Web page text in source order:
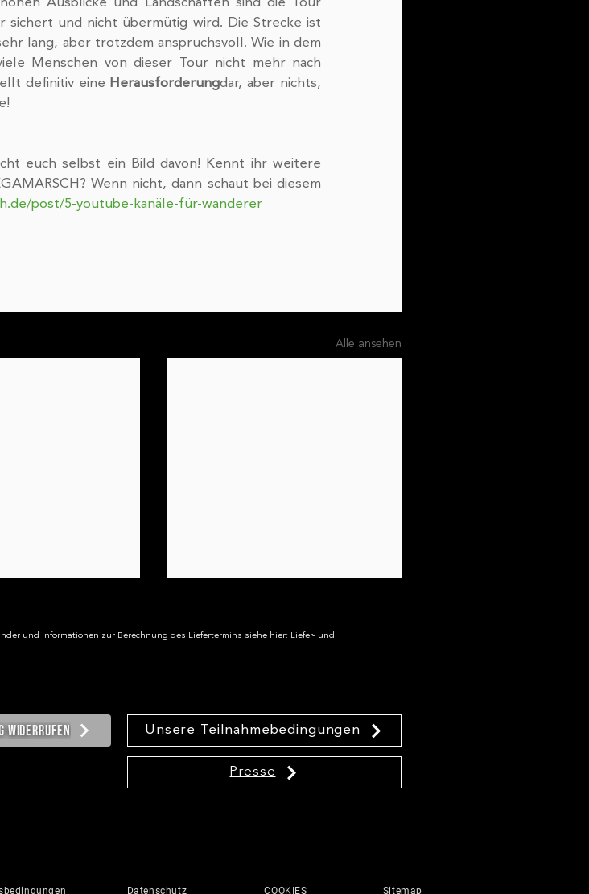
sichert und nicht übermütig wird. Die Strecke ist
lang, aber trotzdem anspruchsvoll. Wie in dem
Menschen von dieser Tour nicht mehr nach
definitiv eine Herausforderungdar, aber nichts,
euch selbst ein Bild davon! Kennt ihr weitere
Wenn nicht, dann schaut bei diesem
post/5-youtube-kanäle-für-wanderer
Alle ansehen
gerne
hätten
Elektrolyte beim Wandern
- Braucht man sie
wirklich?
und Informationen zur Berechnung des Liefertermins siehe hier: Liefer- und
widerrufen Unsere Teilnahmebedingungen
Presse
Datenschutz COOKIES Sitemap